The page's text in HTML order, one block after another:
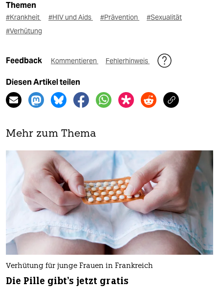
Themen
#Krankheit #HIV und Aids #Prävention
#Sexualität
#Verhütung
Feedback Kommentieren Fehlerhinweis
Diesen Artikel teilen
Mehr zum Thema
Verhütung für junge Frauen in Frankreich
Die Pille gibt's jetzt gratis